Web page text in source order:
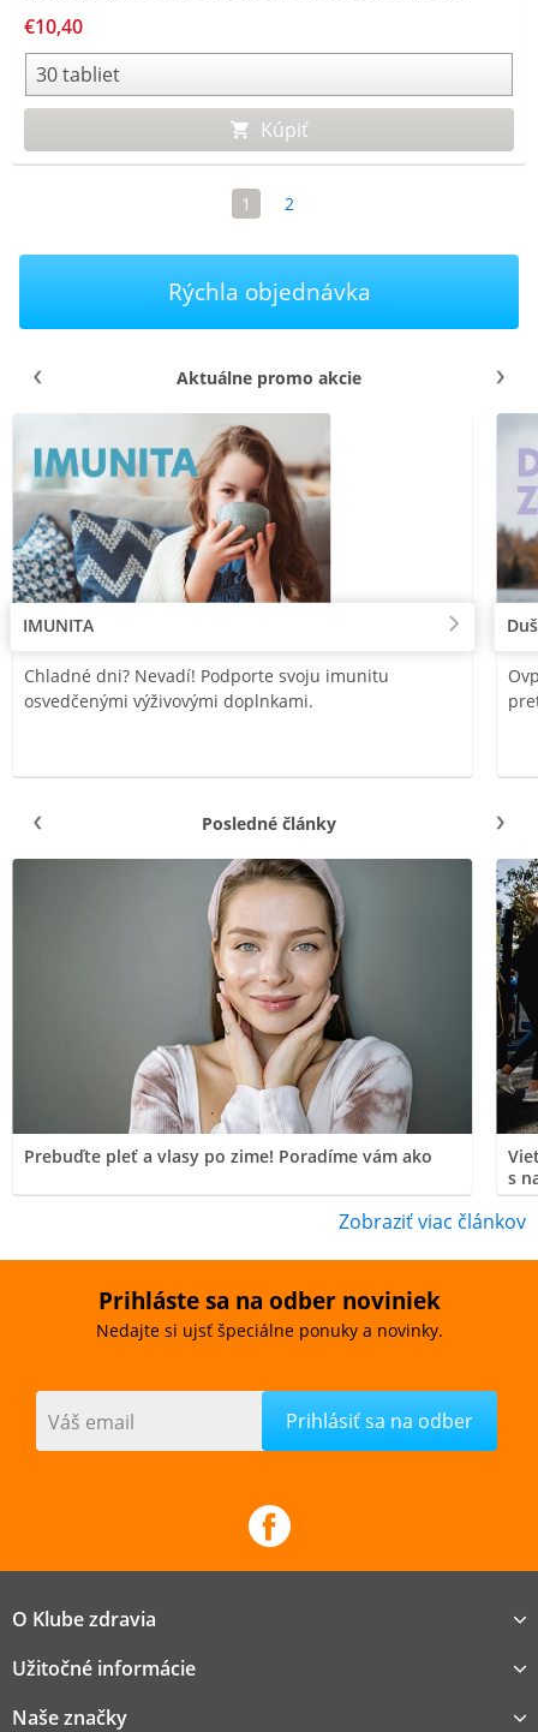
€10,40
Kúpiť
1 2
Rýchla objednávka
Aktuálne promo akcie
IMUNITA
Chladné dni? Nevadí! Podporte svoju imunitu
osvedčenými výživovými doplnkami.
Posledné články
Prebuďte pleť a vlasy po zime! Poradíme vám ako
s
Zobraziť viac článkov
Prihláste sa na odber noviniek
Nedajte si ujsť špeciálne ponuky a novinky.
Váš email
O Klube zdravia
Užitočné informácie
Naše značky